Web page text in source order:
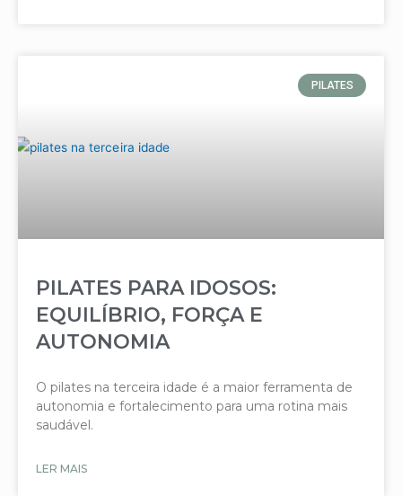
PILATES
PILATES PARA IDOSOS:
EQUILÍBRIO, FORÇA E
AUTONOMIA
O pilates na terceira idade é a maior ferramenta de
autonomia e fortalecimento para uma rotina mais
saudável.
LER MAIS